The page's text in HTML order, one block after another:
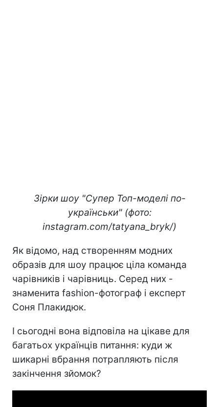
Зірки шоу "Супер Топ-моделі по-
українськи" (фото:
instagram.com/tatyana_bryk/)
Як відомо, над створенням модних
образів для шоу працює ціла команда
чарівників і чарівниць. Серед них -
знаменита fashion-фотограф і експерт
Соня Плакидюк.
І сьогодні вона відповіла на цікаве для
багатьох українців питання: куди ж
шикарні вбрання потрапляють після
закінчення зйомок?